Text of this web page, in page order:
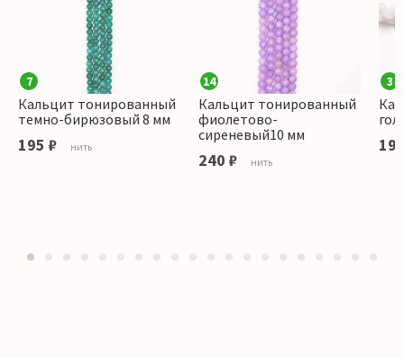
7
Кальцит тонированный
темно-бирюзовый 8 мм
195 ₽ нить
14
Кальцит тонированный
фиолетово-
сиреневый10 мм
240 ₽ нить
3